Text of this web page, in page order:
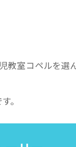
教室コペルを選
。